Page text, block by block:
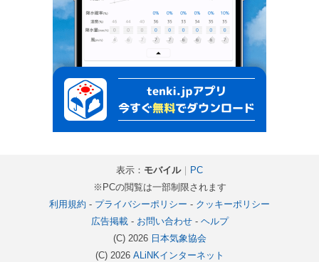
表示： モバイル｜
PC
※PCの閲覧は一部制限されます
利用規約 - プライバシーポリシー - クッキーポリシー
広告掲載- お問い合わせ- ヘルプ
(C) 2026 日本気象協会
(C) 2026 ALiNKインターネット